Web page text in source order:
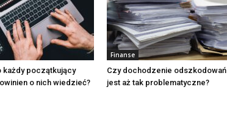
każdy początkujący
o nich wiedzieć?
Finanse
Czy dochodzenie odszkodowań
jest aż tak problematyczne?